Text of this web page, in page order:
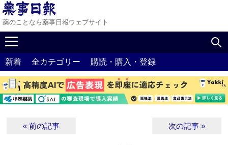
薬のことなら薬事日報ウェブサイト
新着 全カテゴリー 購読・購入・登録
« 前の記事 次の記事 »